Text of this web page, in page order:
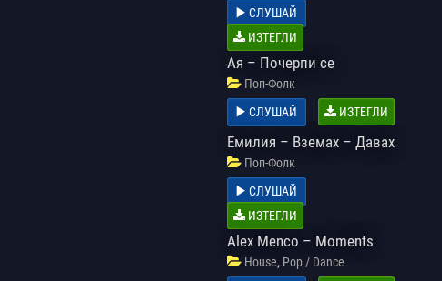
СЛУШАЙ
ИЗТЕГЛИ
Ая – Почерпи се
Поп-Фолк
СЛУШАЙ
ИЗТЕГЛИ
Емилия – Вземах – Давах
Поп-Фолк
СЛУШАЙ
ИЗТЕГЛИ
Alex Menco – Moments
House, Pop / Dance